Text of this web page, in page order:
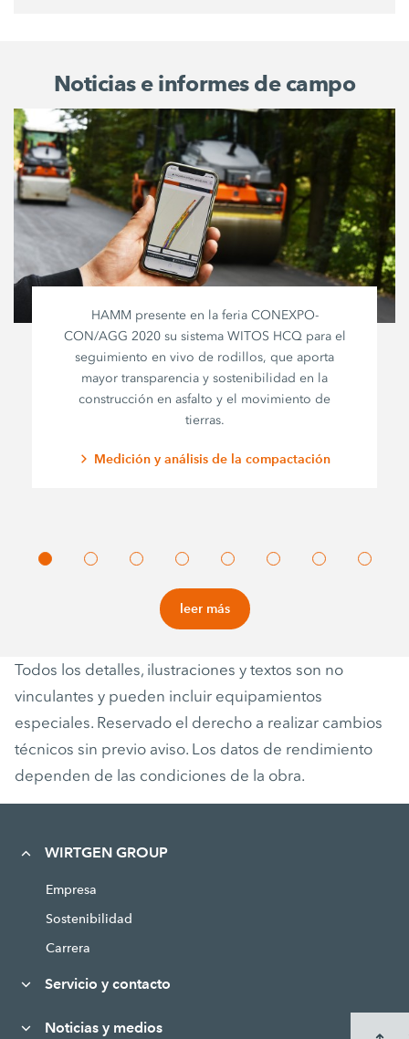
Noticias e informes de campo
HAMM presente en la feria CONEXPO-
CON/AGG 2020 su sistema WITOS HCQ para el
seguimiento en vivo de rodillos, que aporta
mayor transparencia y sostenibilidad en la
construcción en asfalto y el movimiento de
tierras.
Medición y análisis de la compactación
leer más
Todos los detalles, ilustraciones y textos son no
vinculantes y pueden incluir equipamientos
especiales. Reservado el derecho a realizar cambios
técnicos sin previo aviso. Los datos de rendimiento
dependen de las condiciones de la obra.
WIRTGEN GROUP
Empresa
Sostenibilidad
Carrera
Servicio y contacto
Noticias y medios